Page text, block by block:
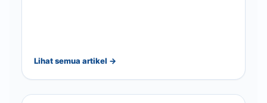
Lihat semua artikel →